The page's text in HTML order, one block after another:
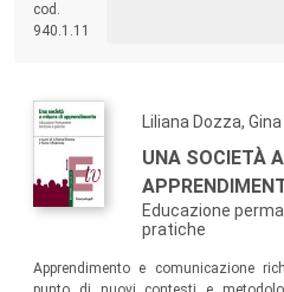
nonché dei più complessivi servizi alla
cod.
940.1.11
Liliana Dozza,
UNA SOCIETÀ
Educazione
pratiche
Apprendimento e comunicazione